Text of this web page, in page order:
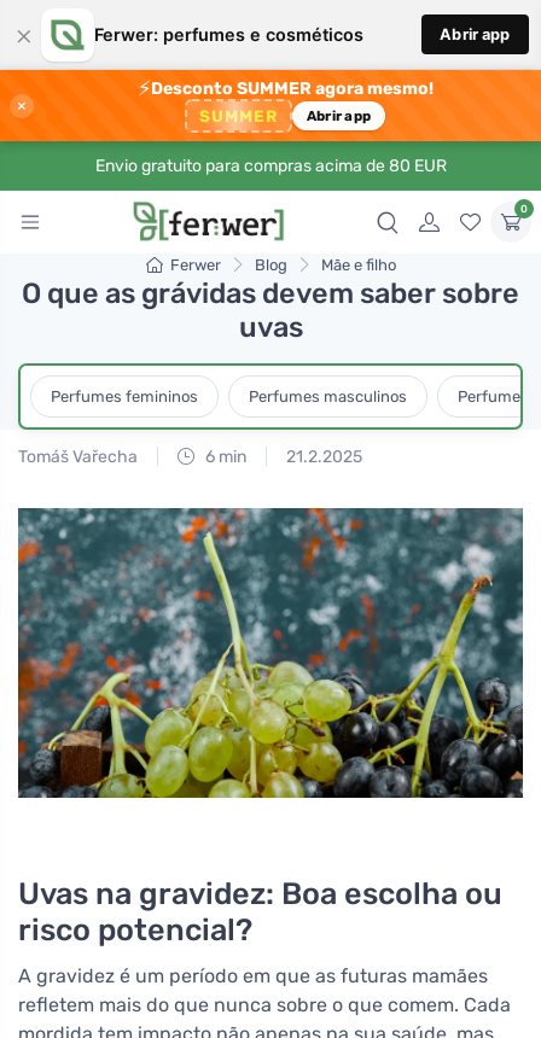
× Ferwer: perfumes e cosméticos Abrir app
×
⚡Desconto SUMMER agora mesmo!
SUMMER Abrir app
Envio gratuito para compras acima de 80 EUR
0
Ferwer Blog Mãe e filho
O que as grávidas devem saber sobre
uvas
Perfumes femininos Perfumes masculinos Perfumes
Tomáš Vařecha 6 min 21.2.2025
Uvas na gravidez: Boa escolha ou
risco potencial?
A gravidez é um período em que as futuras mamães
refletem mais do que nunca sobre o que comem. Cada